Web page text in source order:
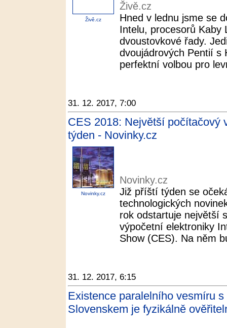
Živě.cz
Živě.cz
Hned v lednu jsme se
Intelu, procesorů Kaby
dvoustovkové řady.
dvoujádrových Pentií s
perfektní volbou pro
31. 12. 2017, 7:00
CES 2018: Největší počítačový
týden - Novinky.cz
Novinky.cz
Novinky.cz
Již příští týden se
technologických
rok odstartuje největší
výpočetní elektroniky
Show (CES). Na něm
31. 12. 2017, 6:15
Existence paralelního vesmíru
Slovenskem je fyzikálně